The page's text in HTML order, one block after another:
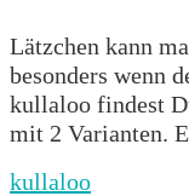
Lätzchen kann
besonders wenn
kullaloo findest
mit 2 Varianten.
kullaloo